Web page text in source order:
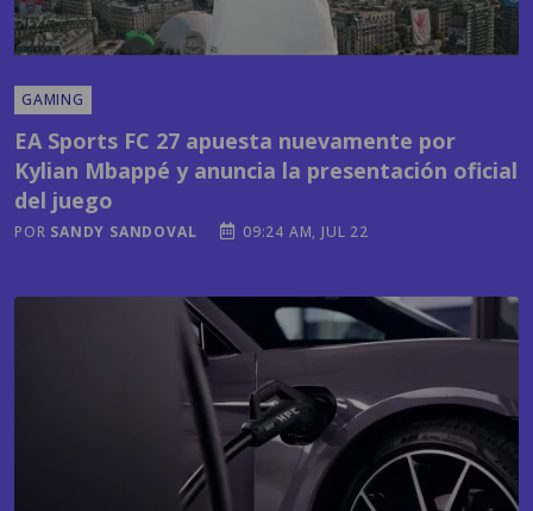
GAMING
EA Sports FC 27 apuesta nuevamente por
Kylian Mbappé y anuncia la presentación oficial
del juego
POR SANDY SANDOVAL 09:24 AM, JUL 22